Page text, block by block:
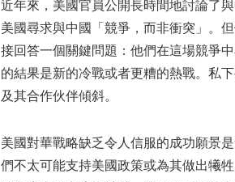
近年來，美國官員公開長時間地討論了
美國尋求與中國「競爭，而非衝突」。
接回答一個關鍵問題：他們在這場競爭
的結果是新的冷戰或者更糟的熱戰。私
及其合作伙伴傾斜。
美國對華戰略缺乏令人信服的成功願景
們不太可能支持美國政策或為其做出犧